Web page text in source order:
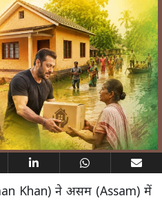
Khan) ने असम (Assam) में